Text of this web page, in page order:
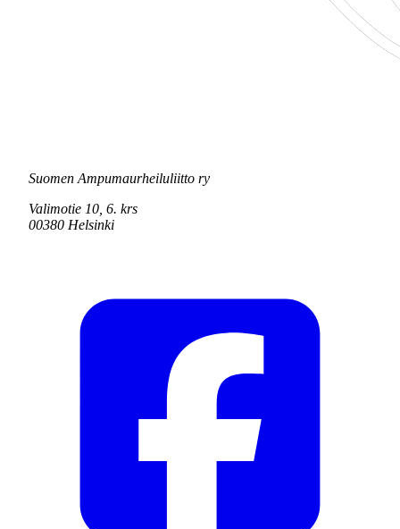
Suomen Ampumaurheiluliitto ry
Valimotie 10, 6. krs
00380 Helsinki